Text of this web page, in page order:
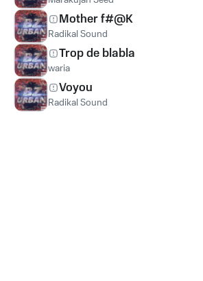
Mother f#@K
Radikal Sound
Trop de blabla
waria
Voyou
Radikal Sound